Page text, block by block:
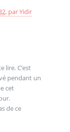
, parYidir
lire. C’est
pendant un
cet
de ce